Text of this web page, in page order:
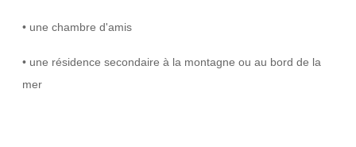
• une chambre d'amis
• une résidence secondaire à la montagne ou au bord de la
mer